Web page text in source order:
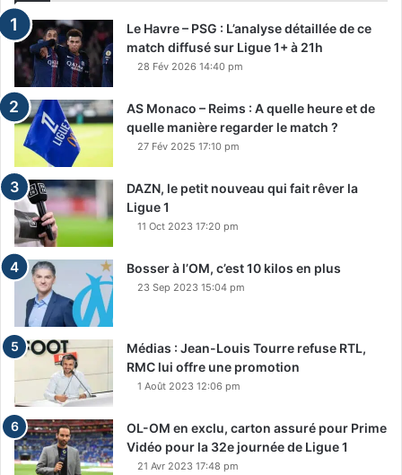
Le Havre – PSG : L’analyse détaillée de ce
match diffusé sur Ligue 1+ à 21h
28 Fév 2026 14:40 pm
AS Monaco – Reims : A quelle heure et de
quelle manière regarder le match ?
27 Fév 2025 17:10 pm
DAZN, le petit nouveau qui fait rêver la
Ligue 1
11 Oct 2023 17:20 pm
Bosser à l’OM, c’est 10 kilos en plus
23 Sep 2023 15:04 pm
Médias : Jean-Louis Tourre refuse RTL,
RMC lui offre une promotion
1 Août 2023 12:06 pm
OL-OM en exclu, carton assuré pour Prime
Vidéo pour la 32e journée de Ligue 1
21 Avr 2023 17:48 pm